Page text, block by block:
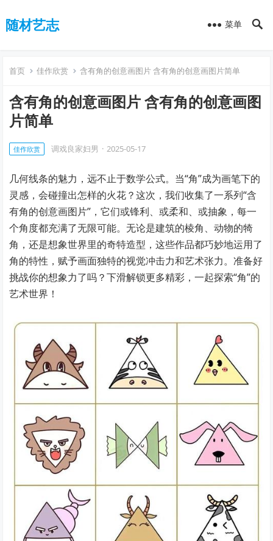
随材艺志 菜单
首页 佳作欣赏 含有角的创意画图片 含有角的创意画图片简单
含有角的创意画图片 含有角的创意画图
片简单
佳作欣赏 调戏良家妇男 · 2025-05-17
几何线条的魅力，远不止于数学公式。当“角”成为画笔下的
灵感，会碰撞出怎样的火花？这次，我们收集了一系列“含
有角的创意画图片”，它们或锋利、或柔和、或抽象，每一
个角度都充满了无限可能。无论是建筑的棱角、动物的犄
角，还是想象世界里的奇特造型，这些作品都巧妙地运用了
角的特性，赋予画面独特的视觉冲击力和艺术张力。准备好
挑战你的想象力了吗？下滑解锁更多精彩，一起探索“角”的
艺术世界！